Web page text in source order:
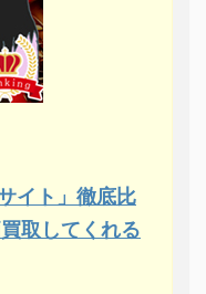
イト」徹底比
取してくれる